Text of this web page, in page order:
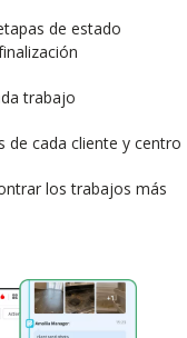
de estado
trabajo
de cada cliente y centro
los trabajos más